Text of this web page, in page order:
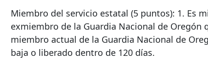
Miembro del servicio estatal (5 puntos): 1. Es
exmiembro de la Guardia Nacional de Oregón
miembro actual de la Guardia Nacional de
baja o liberado dentro de 120 días.